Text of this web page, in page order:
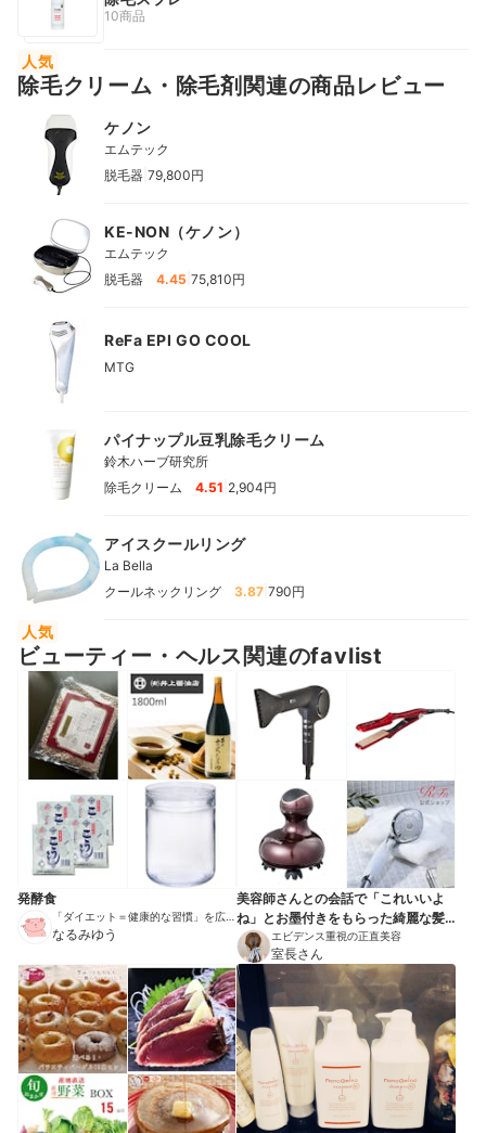
10商品
人気
除毛クリーム・除毛剤関連の商品レビュー
ケノン
エムテック
脱毛器 79,800円
KE-NON（ケノン）
エムテック
脱毛器
4.45 75,810円
ReFa EPI GO COOL
MTG
パイナップル豆乳除毛クリーム
鈴木ハーブ研究所
除毛クリーム
4.51 2,904円
アイスクールリング
La Bella
クールネックリング
3.87 790円
人気
ビューティー・ヘルス関連のfavlist
発酵食
「ダイエット＝健康的な習慣」を広め
る伝道師
なるみゆう
美容師さんとの会話で「これいいよ
ね」とお墨付きをもらった綺麗な髪
をキープする神ヘアアイテム
エビデンス重視の正直美容
室長さん